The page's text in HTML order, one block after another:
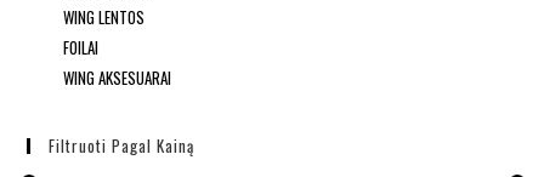
WING LENTOS
FOILAI
WING AKSESUARAI
Filtruoti Pagal Kainą